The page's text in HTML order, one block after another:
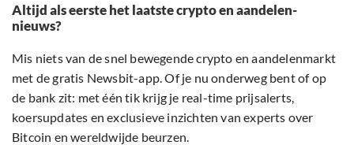
Altijd als eerste het laatste crypto en aandelen-
nieuws?
Mis niets van de snel bewegende crypto en aandelenmarkt
met de gratis Newsbit-app. Of je nu onderweg bent of op
de bank zit: met één tik krijg je real-time prijsalerts,
koersupdates en exclusieve inzichten van experts over
Bitcoin en wereldwijde beurzen.